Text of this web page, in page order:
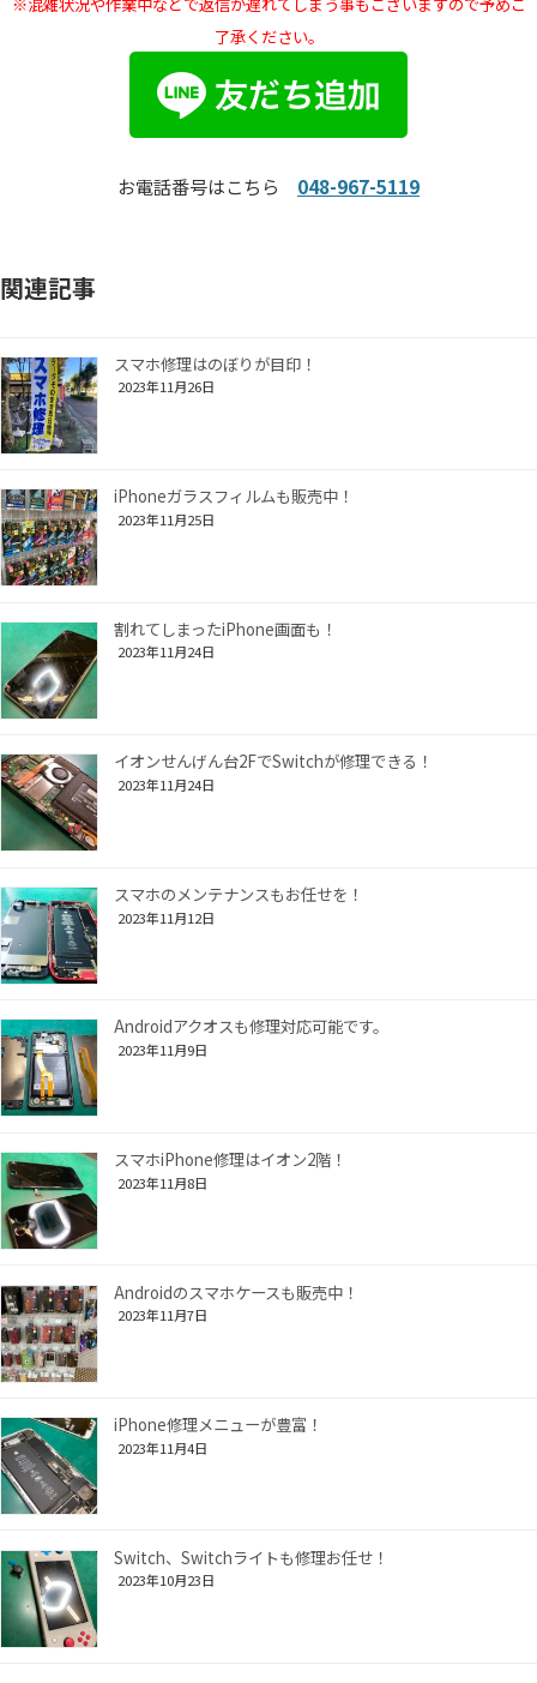
了承ください。
お電話番号はこちら 048-967-5119
関連記事
スマホ修理はのぼりが目印！
2023年11月26日
iPhoneガラスフィルムも販売中！
2023年11月25日
割れてしまったiPhone画面も！
2023年11月24日
イオンせんげん台2FでSwitchが修理できる！
2023年11月24日
スマホのメンテナンスもお任せを！
2023年11月12日
Androidアクオスも修理対応可能です。
2023年11月9日
スマホiPhone修理はイオン2階！
2023年11月8日
Androidのスマホケースも販売中！
2023年11月7日
iPhone修理メニューが豊富！
2023年11月4日
Switch、Switchライトも修理お任せ！
2023年10月23日